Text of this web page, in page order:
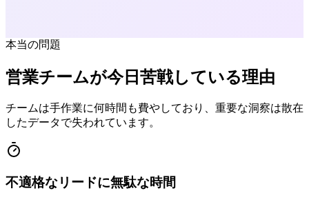
本当の問題
営業チームが今日苦戦している理由
チームは手作業に何時間も費やしており、重要な洞察は散在
したデータで失われています。
不適格なリードに無駄な時間